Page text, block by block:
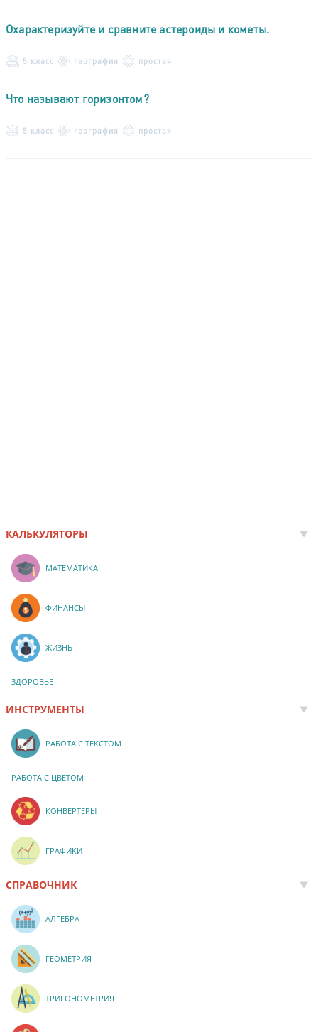
Охарактеризуйте и сравните астероиды и кометы.
5 класс география простая
Что называют горизонтом?
5 класс география простая
КАЛЬКУЛЯТОРЫ
МАТЕМАТИКА
ФИНАНСЫ
ЖИЗНЬ
ЗДОРОВЬЕ
ИНСТРУМЕНТЫ
РАБОТА С ТЕКСТОМ
РАБОТА С ЦВЕТОМ
КОНВЕРТЕРЫ
ГРАФИКИ
СПРАВОЧНИК
АЛГЕБРА
ГЕОМЕТРИЯ
ТРИГОНОМЕТРИЯ